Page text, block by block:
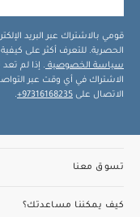
قومي بالاشتراك عبر البريد
الحصرية. للتعرف أكثر على
سياسة الخصوصية . إذا لم
الاشتراك في أي وقت عبر
الاتصال على 97316168235+
.
تسوق معنا
كيف يمكننا مساعدتك؟